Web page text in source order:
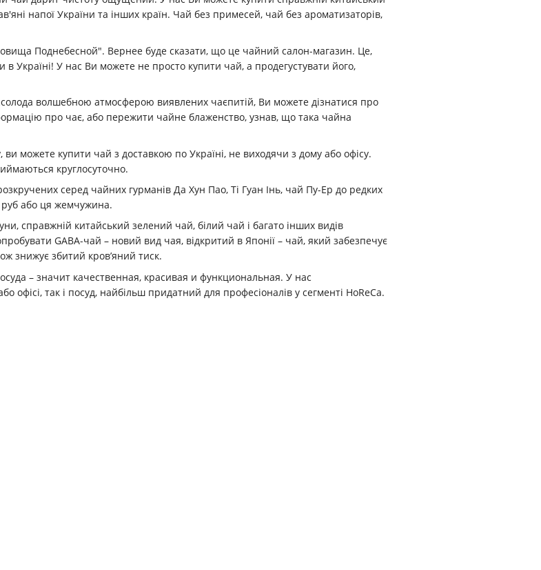
напої України та інших країн. Чай без примесей, чай без ароматизаторів,
Поднебесной". Вернее буде сказати, що це чайний салон-магазин. Це,
Україні! У нас Ви можете не просто купити чай, а продегустувати його,
волшебною атмосферою виявлених чаєпитій, Ви можете дізнатися про
про чає, або пережити чайне блаженство, узнав, що така чайна
можете купити чай з доставкою по Україні, не виходячи з дому або офісу.
круглосуточно.
серед чайних гурманів Да Хун Пао, Ті Гуан Інь, чай Пу-Ер до редких
руб або ця жемчужина.
справжній китайський зелений чай, білий чай і багато інших видів
GABA-чай – новий вид чая, відкритий в Японії – чай, який забезпечує
знижує збитий кров’яний тиск.
– значит качественная, красивая и функциональная. У нас
офісі, так і посуд, найбільш придатний для професіоналів у сегменті HoReCa.